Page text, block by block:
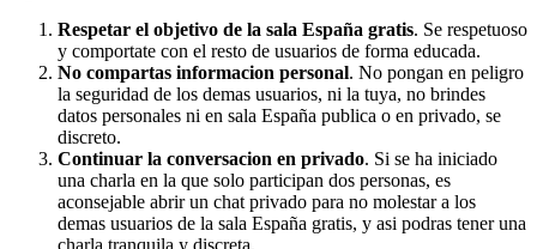
Respetar el objetivo de la sala España gratis. Se respetuoso
y comportate con el resto de usuarios de forma educada.
No compartas informacion personal. No pongan en peligro
la seguridad de los demas usuarios, ni la tuya, no brindes
datos personales ni en sala España publica o en privado, se
discreto.
Continuar la conversacion en privado. Si se ha iniciado
una charla en la que solo participan dos personas, es
aconsejable abrir un chat privado para no molestar a los
demas usuarios de la sala España gratis, y asi podras tener una
charla tranquila y discreta.